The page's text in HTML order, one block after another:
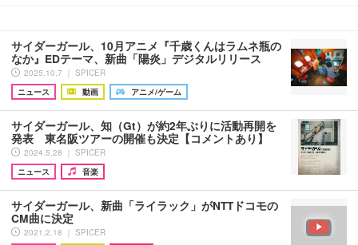
サイダーガール、10月アニメ『千歳くんはラムネ瓶の
なか』EDテーマ、新曲「陽炎」デジタルリリース
2025.10.7 ｜ SPICER
ニュース
動画 アニメ/ゲーム
サイダーガール、知（Gt）が約2年ぶりに活動再開を
発表 東名阪ツアーの開催も決定【コメントあり】
2024.5.28 ｜ SPICER
ニュース
音楽
サイダーガール、新曲「ライラック」がNTTドコモの
CM曲に決定
2021.2.18 ｜ SPICER